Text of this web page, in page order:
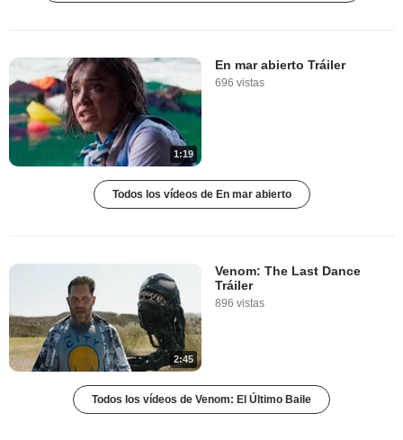
1:19
En mar abierto Tráiler
696 vistas
Todos los vídeos de En mar abierto
2:45
Venom: The Last Dance
Tráiler
896 vistas
Todos los vídeos de Venom: El Último Baile